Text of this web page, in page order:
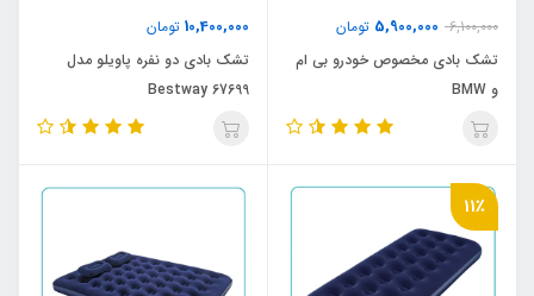
6,100,000
5,900,000 تومان
تشک بادی مخصوص خودرو بی ام
و BMW
10,400,000 تومان
تشک بادی دو نفره پاویلو مدل
Bestway 67699
11٪